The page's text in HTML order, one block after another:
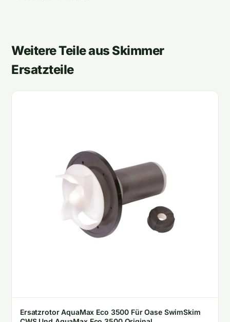
Weitere Teile aus Skimmer
Ersatzteile
Ersatzrotor AquaMax Eco 3500 Für Oase SwimSkim